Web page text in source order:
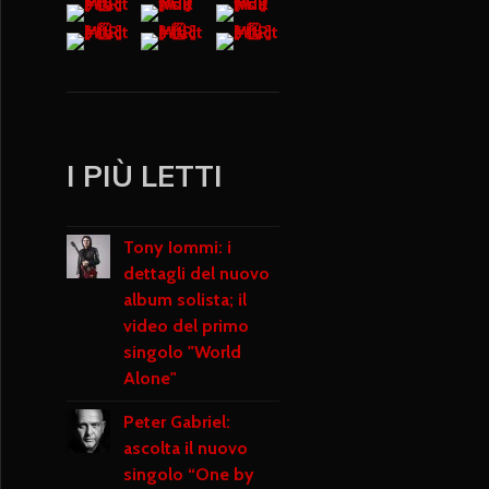
I PIÙ LETTI
Tony Iommi: i
dettagli del nuovo
album solista; il
video del primo
singolo "World
Alone"
Peter Gabriel:
ascolta il nuovo
singolo “One by